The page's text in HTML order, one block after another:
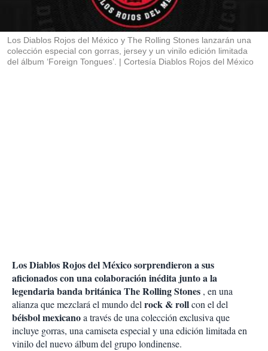
Los Diablos Rojos del México y The Rolling Stones lanzarán una
colección especial con gorras, jersey y un vinilo edición limitada
del álbum ‘Foreign Tongues’.
Cortesía Diablos Rojos del México
Los Diablos Rojos del México sorprendieron a sus
aficionados con una colaboración inédita junto a la
legendaria banda británica The Rolling Stones , en una
alianza que mezclará el mundo delrock & rollcon el del
béisbol mexicanoa través de una colección exclusiva que
incluye gorras, una camiseta especial y una edición limitada en
vinilo del nuevo álbum del grupo londinense.